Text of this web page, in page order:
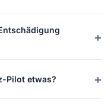
Pilot etwas?